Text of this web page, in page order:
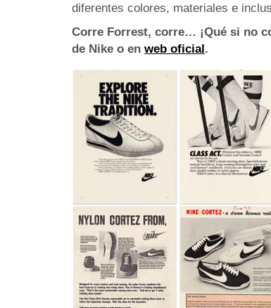
diferentes colores, materiales e
Corre Forrest, corre… ¡Qué si no
de Nike o en web oficial.